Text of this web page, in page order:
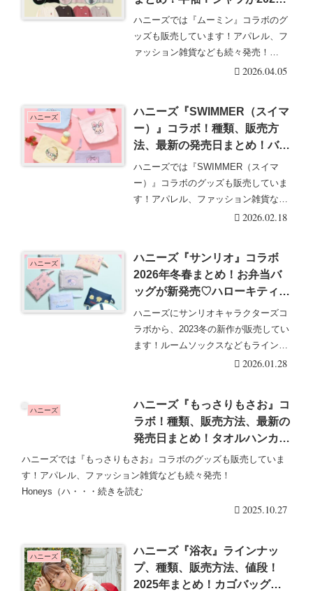
年春夏に新発売！店頭、オンラ
インも！
ハニーズでは『ムーミン』コラボのグ
ッズも販売しています！アパレル、フ
ァッション雑貨なども続々発売！
Honeys（ハニーズ・・・続きを読む
2026.04.05
ハニーズ
ハニーズ『SWIMMER（スイマ
ー）』コラボ！種類、販売方
法、最新の発売日まとめ！バッ
グ、ポーチが2026年2月17日よ
り新発売！店頭、オンライン
も？
ハニーズでは『SWIMMER（スイマ
ー）』コラボのグッズも販売していま
す！アパレル、ファッション雑貨など
も続々発売！Ho・・・続きを読む
2026.02.18
ハニーズ
ハニーズ『サンリオ』コラボ
2026年冬春まとめ！お弁当バ
ッグが新発売♡ハローキティ、
シナモン、ポムポムプリン、キ
キララも♡
ハニーズにサンリオキャラクターズコ
ラボから、2023冬の新作が販売してい
ます！ルームソックスなどもラインナ
ップ！価格もプ・・・続きを読む
2026.01.28
ハニーズ
ハニーズ『もっさりもさお』コ
ラボ！種類、販売方法、最新の
発売日まとめ！タオルハンカチ
が2025年10月より新発売！店
頭、オンラインも！
ハニーズでは『もっさりもさお』コラボのグッズも販売していま
す！アパレル、ファッション雑貨なども続々発売！
Honeys（ハ・・・続きを読む
2025.10.27
ハニーズ
ハニーズ『浴衣』ラインナッ
プ、種類、販売方法、値段！
2025年まとめ！カゴバッグ、